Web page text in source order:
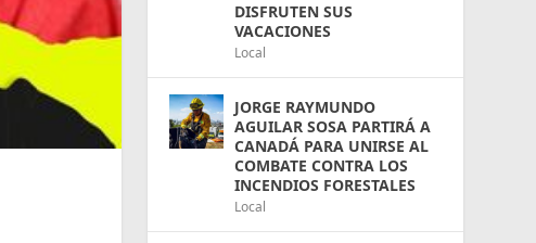
DISFRUTEN SUS
VACACIONES
Local
JORGE RAYMUNDO
AGUILAR SOSA PARTIRÁ A
CANADÁ PARA UNIRSE AL
COMBATE CONTRA LOS
INCENDIOS FORESTALES
Local